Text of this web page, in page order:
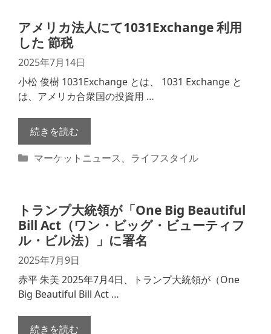
ー
アメリカ法人にて1031Exchange 利用
した 節税
2025年7月14日
小松 俊樹 1031Exchange とは、 1031 Exchange と
は、アメリカ合衆国の投資用 …
続きを読む
カ
ー
マーケットニュース、 ライフスタイル
トランプ大統領が「One Big Beautiful
Bill Act（ワン・ビッグ・ビューティフ
ル・ビル法）」に署名
2025年7月9日
赤平 朱美 2025年7月4日、トランプ大統領が（One
Big Beautiful Bill Act …
続きを読む